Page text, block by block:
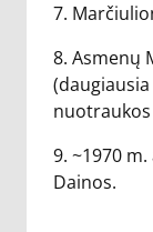
7.
8. Asmenų
nuotraukos
9. ~1970
Dainos.